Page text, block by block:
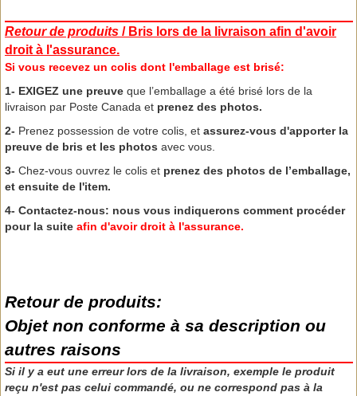
Retour de produits / Bris lors de la livraison afin d'avoir
droit à l'assurance.
Si vous recevez un colis dont l'emballage est brisé:
1- EXIGEZ une preuve que l’emballage a été brisé lors de la
livraison par Poste Canada et prenez des photos.
2- Prenez possession de votre colis, et assurez-vous d'apporter la
preuve de bris et les photos avec vous.
3- Chez-vous ouvrez le colis et prenez des photos de l’emballage,
et ensuite de l'item.
4- Contactez-nous: nous vous indiquerons comment procéder
pour la suite afin d'avoir droit à l'assurance.
Retour de produits:
Objet non conforme à sa description ou
autres raisons
Si il y a eut une erreur lors de la livraison, exemple le produit
reçu n'est pas celui commandé, ou ne correspond pas à la